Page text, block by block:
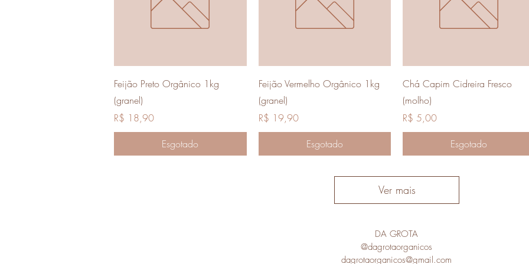
Visualização rápida
Feijão Preto Orgânico 1kg
(granel)
Preço
R$ 18,90
Esgotado
Visualização rápida
Feijão Vermelho Orgânico 1kg
(granel)
Preço
R$ 19,90
Esgotado
Visualização rápida
Chá Capim Cidreira Fresco
(molho)
Preço
R$ 5,00
Esgotado
Ver mais
DA GROTA
@dagrotaorganicos
dagrotaorganicos@gmail.com